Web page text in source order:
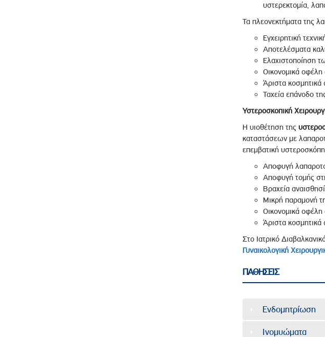
υστερεκτομία,
Τα πλεονεκτήματα της
Εγχειρητική
Αποτελέσματα
Ελαχιστοποίηση
Οικονομικά
Άριστα κοσμητικά
Ταχεία επάνοδο
Υστεροσκοπική
Η υιοθέτηση της
καταστάσεων με
επεμβατική
Αποφυγή
Αποφυγή τομής
Βραχεία
Μικρή παραμονή
Οικονομικά
Άριστα κοσμητικά
Στο Ιατρικό
Γυναικολογική
ΠΑΘΗΣΕΙΣ
Ενδομητρίωση
Ινομυώματα